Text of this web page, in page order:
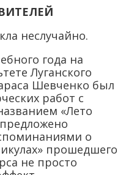
неслучайно.
года на
Луганского
Шевченко был
работ с
«Лето
о
прошедшего
не просто